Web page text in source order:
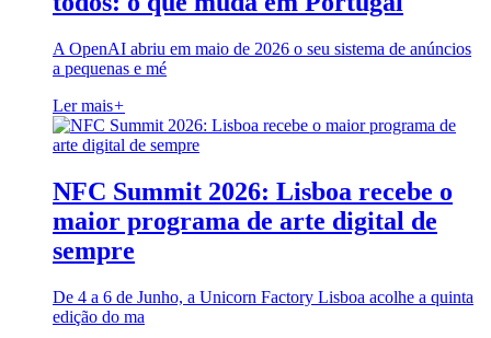
A OpenAI abriu em maio de 2026 o seu sistema de anúncios
a pequenas e mé
Ler mais+
NFC Summit 2026: Lisboa recebe o
maior programa de arte digital de
sempre
De 4 a 6 de Junho, a Unicorn Factory Lisboa acolhe a quinta
edição do ma